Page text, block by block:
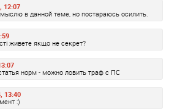
12:07
в данной теме, но постараюсь осилить.
живете якщо не секрет?
норм - можно ловить траф с ПС
13:40
:)